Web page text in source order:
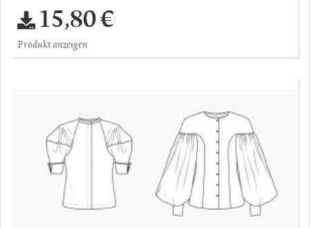
15,80 €
Produkt anzeigen